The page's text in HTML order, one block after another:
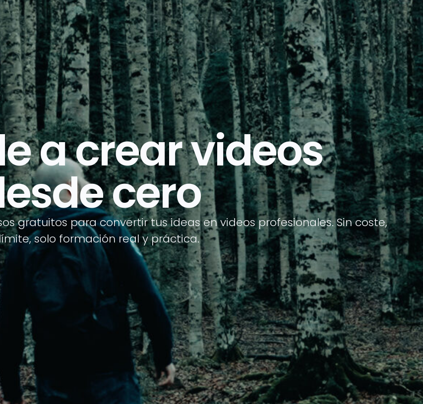
a crear videos
cero
gratuitos para convertir tus ideas en videos profesionales. Sin coste,
solo formación real y práctica.